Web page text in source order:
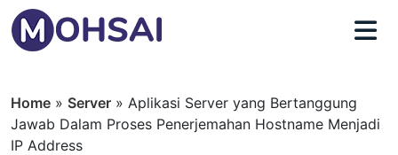
Home » Server » Aplikasi Server yang Bertanggung
Jawab Dalam Proses Penerjemahan Hostname Menjadi
IP Address